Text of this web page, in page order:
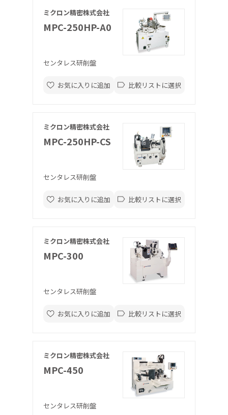
ミクロン精密株式会社
MPC-250HP-A0
センタレス研削盤
お気に入りに追加 比較リストに選択
ミクロン精密株式会社
MPC-250HP-CS
センタレス研削盤
お気に入りに追加 比較リストに選択
ミクロン精密株式会社
MPC-300
センタレス研削盤
お気に入りに追加 比較リストに選択
ミクロン精密株式会社
MPC-450
センタレス研削盤